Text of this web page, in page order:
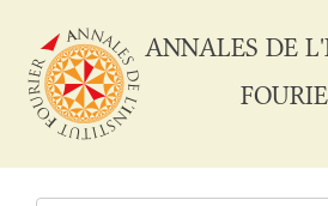
ANNALES DE